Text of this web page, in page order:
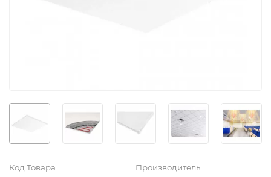
Код Товара Производитель